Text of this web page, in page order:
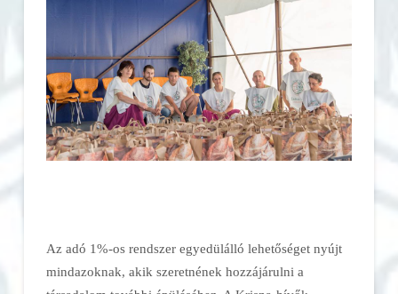
Az adó 1%-os rendszer egyedülálló lehetőséget nyújt
mindazoknak, akik szeretnének hozzájárulni a